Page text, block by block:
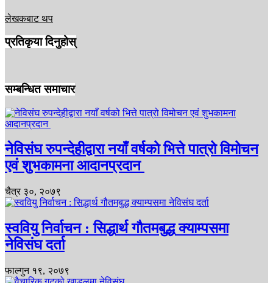
लेखकबाट थप
प्रतिकृया दिनुहोस्
सम्बन्धित समाचार
नेविसंघ रुपन्देहीद्वारा नयाँ वर्षको भित्ते पात्रो विमोचन
एवं शुभकामना आदानप्रदान
चैत्र ३०, २०७९
स्ववियु निर्वाचन : सिद्धार्थ गौतमबुद्ध क्याम्पसमा
नेविसंघ दर्ता
फाल्गुन १९, २०७९